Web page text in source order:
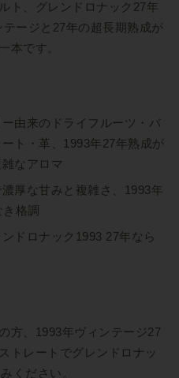
ト、グレンドロナック27年
ージと27年の超長期熟成が
本です。
由来のドライフルーツ・バ
ト・革、1993年27年熟成が
なアロマ
厚な甘みと複雑さ、1993年
格調
ドロナック1993 27年なら
方、1993年ヴィンテージ27
トレートでグレンドロナッ
ください。